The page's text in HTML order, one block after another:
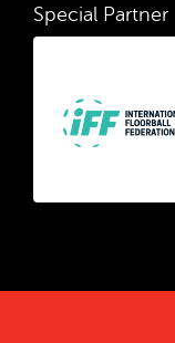
Special Partner